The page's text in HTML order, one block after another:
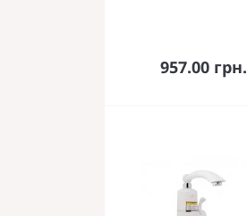
957.00 грн.
До кошика